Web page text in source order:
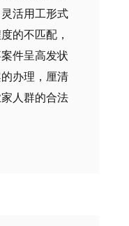
活用工形式
的不匹配，
件呈高发状
办理，厘清
人群的合法